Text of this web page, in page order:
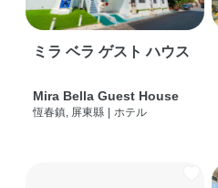
ミラ ベラ ゲスト ハウス
Mira Bella Guest House
恆春鎮, 屏東縣 ホテル